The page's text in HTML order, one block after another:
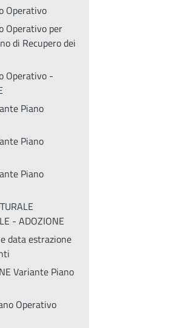
Operativo
Operativo per
di Recupero dei
Operativo -
Piano
Piano
Piano
- ADOZIONE
data estrazione
Variante Piano
Operativo